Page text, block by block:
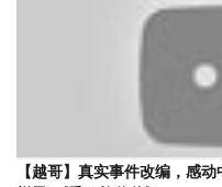
【越哥】真实事件改编，感